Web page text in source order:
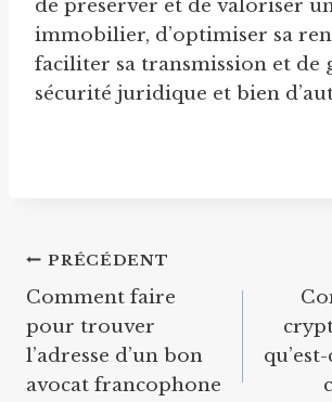
de préserver et de valoriser
immobilier, d’optimiser sa
faciliter sa transmission et de
sécurité juridique et bien
Navigation
de
l’article
PRÉCÉDENT
Comment faire
pour trouver
l’adresse d’un bon
avocat francophone